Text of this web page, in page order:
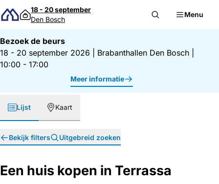
Direct naar inhoud
18 - 20 september
Den Bosch
Menu
Bezoek de beurs
18 - 20 september 2026
Brabanthallen Den Bosch
10:00 - 17:00
Meer informatie
Lijst Kaart
Bekijk filters Uitgebreid zoeken
Een huis kopen in Terrassa